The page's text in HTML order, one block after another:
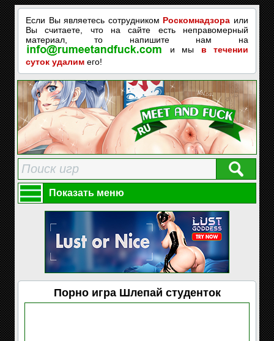
Если Вы являетесь сотрудником Роскомнадзора или
Вы считаете, что на сайте есть неправомерный
материал, то напишите нам на
и мы в течении
суток удалим его!
Показать меню
Порно игра Шлепай студенток